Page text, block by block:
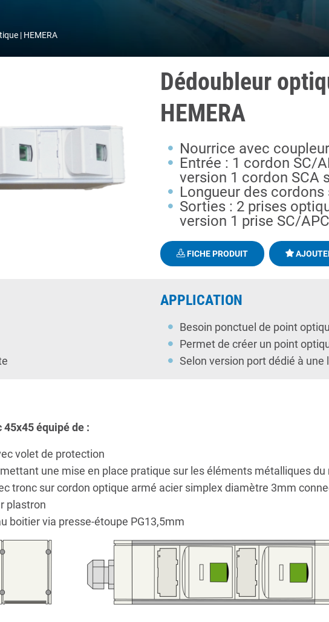
| HEMERA
Dédoubleur
HEMERA
Nourrice avec
Entrée : 1 cordon SC/
version 1 cordon SCA
Longueur des
Sorties : 2 prises
version 1 prise SC/
FICHE PRODUIT
APPLICATION
Besoin ponctuel de point
Permet de créer un point
Selon version port dédié à une
équipé de :
volet de protection
une mise en place pratique sur les éléments métalliques du
tronc sur cordon optique armé acier simplex diamètre 3mm
plastron
boitier via presse-étoupe PG13,5mm